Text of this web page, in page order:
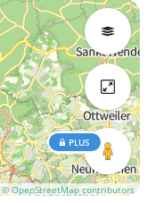
© OpenStreetMap contributors
PLUS